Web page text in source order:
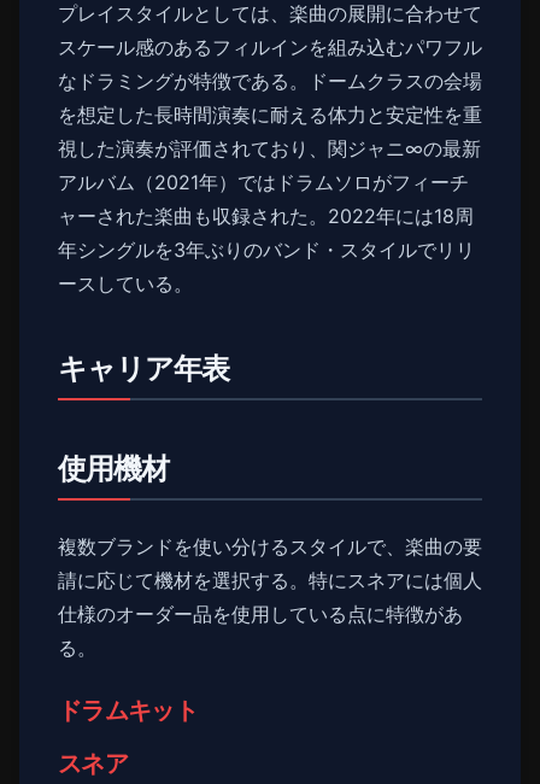
プレイスタイルとしては、楽曲の展開に合わせて
スケール感のあるフィルインを組み込むパワフル
なドラミングが特徴である。ドームクラスの会場
を想定した長時間演奏に耐える体力と安定性を重
視した演奏が評価されており、関ジャニ∞の最新
アルバム（2021年）ではドラムソロがフィーチ
ャーされた楽曲も収録された。2022年には18周
年シングルを3年ぶりのバンド・スタイルでリリ
ースしている。
キャリア年表
使用機材
複数ブランドを使い分けるスタイルで、楽曲の要
請に応じて機材を選択する。特にスネアには個人
仕様のオーダー品を使用している点に特徴があ
る。
ドラムキット
スネア